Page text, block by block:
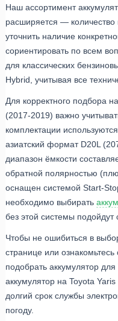
Наш ассортимент
расширяется — количество
уточнить наличие
сориентировать по всем
для классических
Hybrid, учитывая все
Для корректного подбора
(2017-2019) важно
комплектации
азиатский формат D20L
диапазон ёмкости
обратной полярностью
оснащен системой Start-
необходимо выбирать
без этой системы подойдут
Чтобы не ошибиться в
странице или
подобрать аккумулятор
аккумулятор на Toyota
долгий срок службы
погоду.